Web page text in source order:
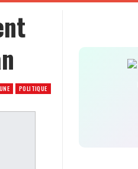
POLITIQUE